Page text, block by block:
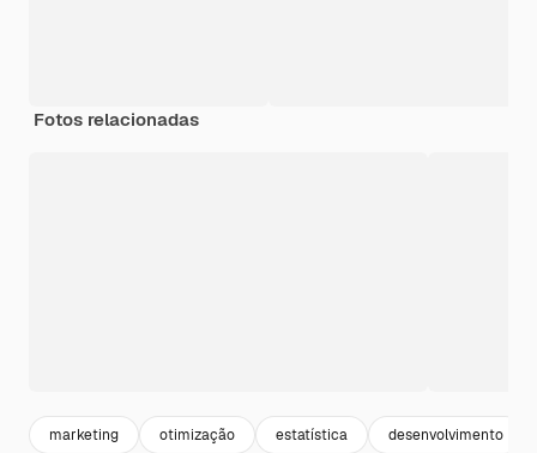
Fotos relacionadas
marketing otimização estatística desenvolvimento